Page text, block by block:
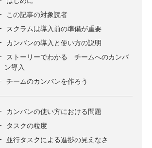
この記事の対象読者
スクラムは導入前の準備が重要
カンバンの導入と使い方の説明
ストーリーでわかる チームへのカンバ
ン導入
チームのカンバンを作ろう
カンバンの使い方における問題
タスクの粒度
並行タスクによる進捗の見えなさ